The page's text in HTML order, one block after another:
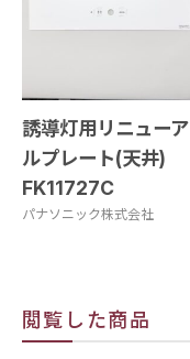
誘導灯用リニューア
ルプレート(天井)
FK11727C
パナソニック株式会社
閲覧した商品